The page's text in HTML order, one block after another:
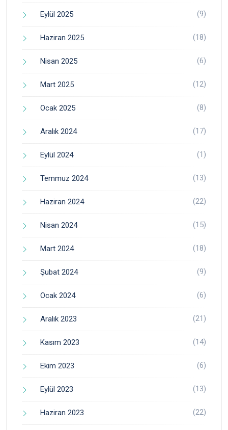
Eylül 2025 (9)
Haziran 2025 (18)
Nisan 2025 (6)
Mart 2025 (12)
Ocak 2025 (8)
Aralık 2024 (17)
Eylül 2024 (1)
Temmuz 2024 (13)
Haziran 2024 (22)
Nisan 2024 (15)
Mart 2024 (18)
Şubat 2024 (9)
Ocak 2024 (6)
Aralık 2023 (21)
Kasım 2023 (14)
Ekim 2023 (6)
Eylül 2023 (13)
Haziran 2023 (22)